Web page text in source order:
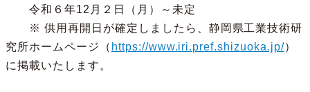
令和６年12月２日（月）～未定
※ 供用再開日が確定しましたら、静岡県工業技術研
究所ホームページ（ https://www.iri.pref.shizuoka.jp/）
に掲載いたします。